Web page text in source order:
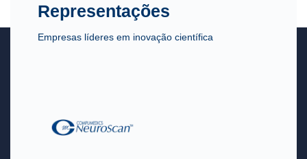
Representações
Empresas líderes em inovação científica